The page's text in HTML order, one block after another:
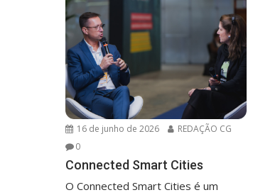
16 de junho de 2026
REDAÇÃO CG
0
Connected Smart Cities
O Connected Smart Cities é um